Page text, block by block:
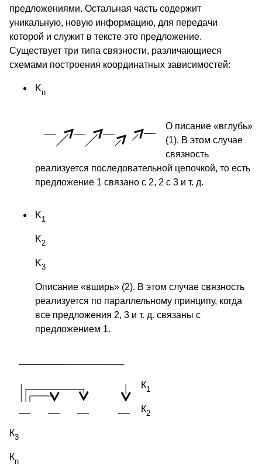
предложениями. Остальная часть содержит
уникальную, новую информацию, для передачи
которой и служит в тексте это предложение.
Существует три типа связности, различающиеся
схемами построения координатных зависимостей:
Kn
О писание «вглубь»
(1). В этом случае
связность
реализуется последовательной цепочкой, то есть
предложение 1 связано с 2, 2 с 3 и т. д.
K1
K2
K3
Описание «вширь» (2). В этом случае связность
реализуется по параллельному принципу, когда
все предложения 2, 3 и т. д. связаны с
предложением 1.
К1
К2
К3
Кn